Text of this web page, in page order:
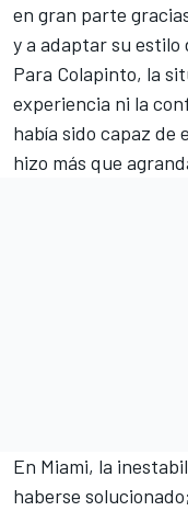
en gran parte
y a adaptar su estilo
Para Colapinto, la
experiencia ni la
había sido capaz de
hizo más que
En Miami, la
haberse